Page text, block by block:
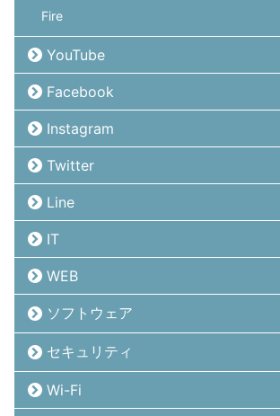
Fire
YouTube
Facebook
Instagram
Twitter
Line
IT
WEB
ソフトウェア
セキュリティ
Wi-Fi